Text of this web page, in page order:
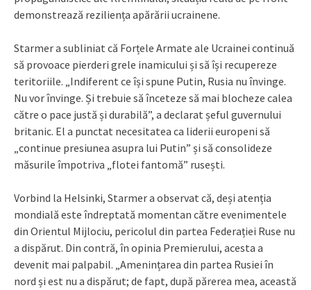
demonstrează reziliența apărării ucrainene.
Starmer a subliniat că Forțele Armate ale Ucrainei continuă
să provoace pierderi grele inamicului și să își recupereze
teritoriile. „Indiferent ce își spune Putin, Rusia nu învinge.
Nu vor învinge. Și trebuie să înceteze să mai blocheze calea
către o pace justă și durabilă”, a declarat șeful guvernului
britanic. El a punctat necesitatea ca liderii europeni să
„continue presiunea asupra lui Putin” și să consolideze
măsurile împotriva „flotei fantomă” rusești.
Vorbind la Helsinki, Starmer a observat că, deși atenția
mondială este îndreptată momentan către evenimentele
din Orientul Mijlociu, pericolul din partea Federației Ruse nu
a dispărut. Din contră, în opinia Premierului, acesta a
devenit mai palpabil. „Amenințarea din partea Rusiei în
nord și est nu a dispărut; de fapt, după părerea mea, această